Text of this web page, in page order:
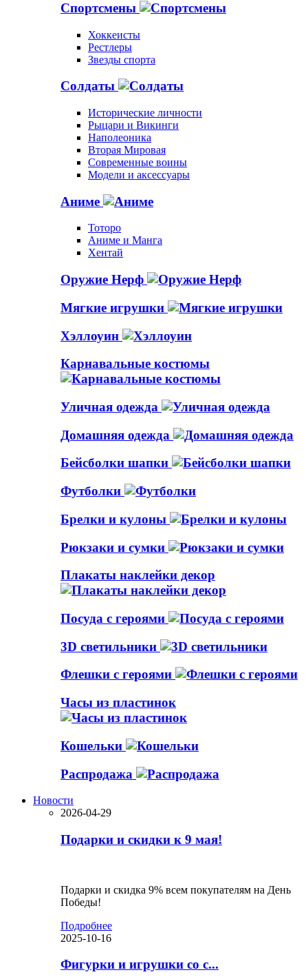
Спортсмены
Хоккеисты
Рестлеры
Звезды спорта
Солдаты
Исторические личности
Рыцари и Викинги
Наполеоника
Вторая Мировая
Современные воины
Модели и аксессуары
Аниме
Тоторо
Аниме и Манга
Хентай
Оружие Нерф
Мягкие игрушки
Хэллоуин
Карнавальные костюмы
Уличная одежда
Домашняя одежда
Бейсболки шапки
Футболки
Брелки и кулоны
Рюкзаки и сумки
Плакаты наклейки декор
Посуда с героями
3D светильники
Флешки с героями
Часы из пластинок
Кошельки
Распродажа
Новости
2026-04-29
Подарки и скидки к 9 мая!
Подарки и скидка 9% всем покупателям на День
Победы!
Подробнее
2025-10-16
Фигурки и игрушки со с...